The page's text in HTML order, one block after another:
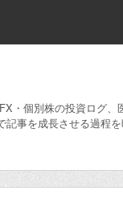
・個別株の投資ログ、
事を成長させる過程